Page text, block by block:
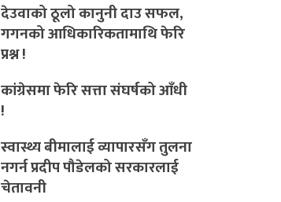
देउवाको ठूलो कानुनी दाउ सफल,
गगनको आधिकारिकतामाथि फेरि
प्रश्न !
कांग्रेसमा फेरि सत्ता संघर्षको आँधी
!
स्वास्थ्य बीमालाई व्यापारसँग तुलना
नगर्न प्रदीप पौडेलको सरकारलाई
चेतावनी